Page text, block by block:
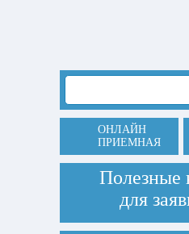
ОНЛАЙН
ПРИЕМНАЯ
Полезные
для